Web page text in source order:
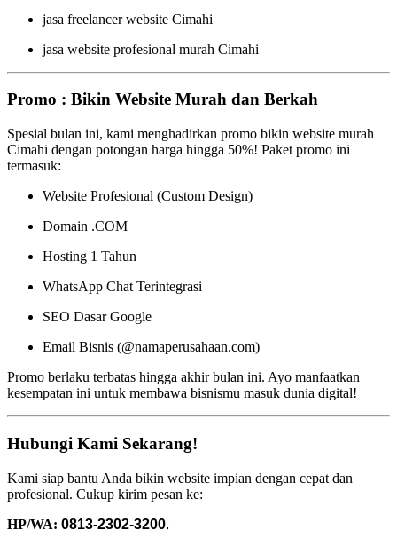
jasa freelancer website Cimahi
jasa website profesional murah Cimahi
Promo : Bikin Website Murah dan Berkah
Spesial bulan ini, kami menghadirkan promo bikin website murah
Cimahi dengan potongan harga hingga 50%! Paket promo ini
termasuk:
Website Profesional (Custom Design)
Domain .COM
Hosting 1 Tahun
WhatsApp Chat Terintegrasi
SEO Dasar Google
Email Bisnis (@namaperusahaan.com)
Promo berlaku terbatas hingga akhir bulan ini. Ayo manfaatkan
kesempatan ini untuk membawa bisnismu masuk dunia digital!
Hubungi Kami Sekarang!
Kami siap bantu Anda bikin website impian dengan cepat dan
profesional. Cukup kirim pesan ke:
HP/WA: 0813-2302-3200.